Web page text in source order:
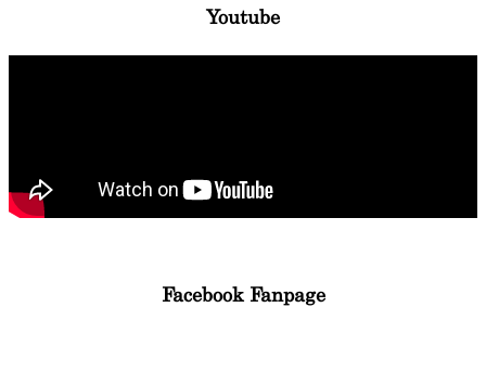
Youtube
Facebook Fanpage